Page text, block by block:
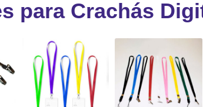
Ribbon
impressoras
Ribbons
para Crachás